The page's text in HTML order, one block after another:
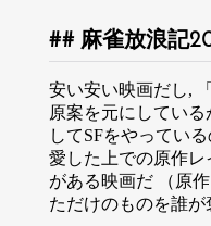
麻雀放浪記
安い安い映画だし,
原案を元にしてい
してSFをやってい
愛した上での原作
がある映画だ （原
ただけのものを誰